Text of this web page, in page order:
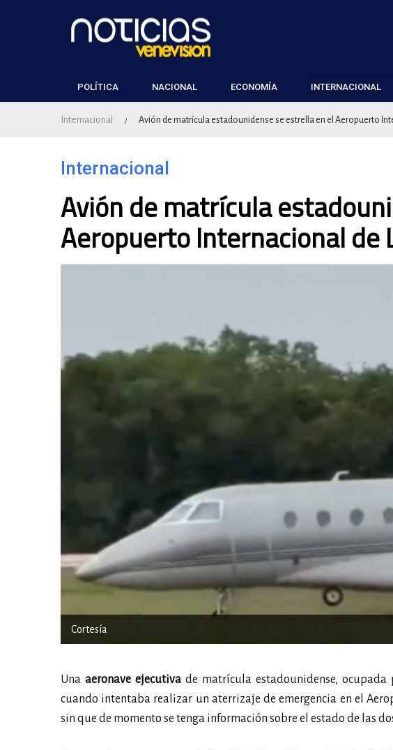
POLÍTICA NACIONAL ECONOMÍA INTERNACIONAL
Internacional / Avión de matrícula estadounidense se estrella en el Aeropuerto
Internacional
Avión de matrícula
Aeropuerto Internacional de
Cortesía
Unaaeronave ejecutiva de matrícula estadounidense,
cuando intentaba realizar un aterrizaje de emergencia en el
sin que de momento se tenga información sobre el estado de las